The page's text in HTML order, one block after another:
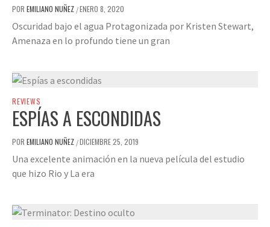
POR EMILIANO NUÑEZ /ENERO 8, 2020
Oscuridad bajo el agua Protagonizada por Kristen Stewart,
Amenaza en lo profundo tiene un gran
REVIEWS
ESPÍAS A ESCONDIDAS
POR EMILIANO NUÑEZ /DICIEMBRE 25, 2019
Una excelente animación en la nueva película del estudio
que hizo Rio y La era